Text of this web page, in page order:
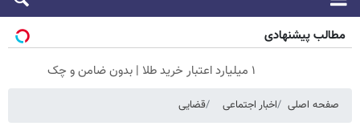
مطالب پیشنهادی
۱ میلیارد اعتبار خرید طلا | بدون ضامن و چک
صفحه اصلی اخبار اجتماعی قضایی